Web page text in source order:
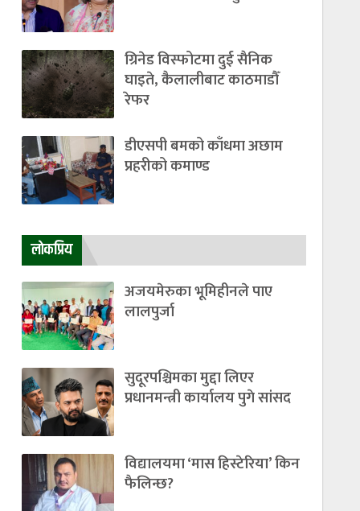
ग्रिनेड विस्फोटमा दुई सैनिक
घाइते, कैलालीबाट काठमाडौँ
रेफर
डीएसपी बमको काँधमा अछाम
प्रहरीको कमाण्ड
लाेकप्रिय
अजयमेरुका भूमिहीनले पाए
लालपुर्जा
सुदूरपश्चिमका मुद्दा लिएर
प्रधानमन्त्री कार्यालय पुगे सांसद
विद्यालयमा ‘मास हिस्टेरिया’ किन
फैलिन्छ?